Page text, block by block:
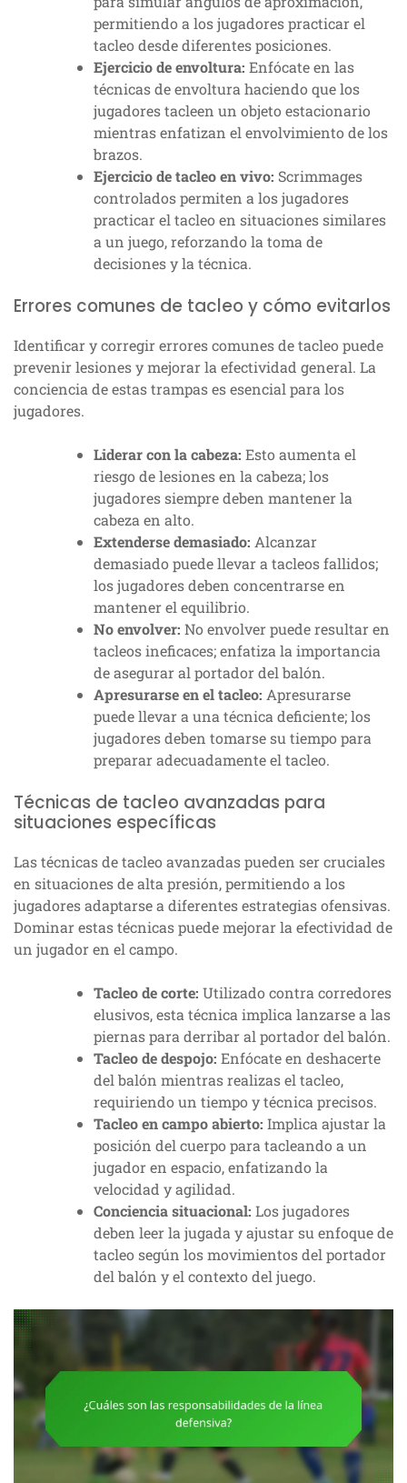
permitiendo a los jugadores practicar el
tacleo desde diferentes posiciones.
Ejercicio de envoltura: Enfócate en las
técnicas de envoltura haciendo que los
jugadores tacleen un objeto estacionario
mientras enfatizan el envolvimiento de los
brazos.
Ejercicio de tacleo en vivo: Scrimmages
controlados permiten a los jugadores
practicar el tacleo en situaciones similares
a un juego, reforzando la toma de
decisiones y la técnica.
Errores comunes de tacleo y cómo evitarlos
Identificar y corregir errores comunes de tacleo puede
prevenir lesiones y mejorar la efectividad general. La
conciencia de estas trampas es esencial para los
jugadores.
Liderar con la cabeza: Esto aumenta el
riesgo de lesiones en la cabeza; los
jugadores siempre deben mantener la
cabeza en alto.
Extenderse demasiado: Alcanzar
demasiado puede llevar a tacleos fallidos;
los jugadores deben concentrarse en
mantener el equilibrio.
No envolver: No envolver puede resultar en
tacleos ineficaces; enfatiza la importancia
de asegurar al portador del balón.
Apresurarse en el tacleo: Apresurarse
puede llevar a una técnica deficiente; los
jugadores deben tomarse su tiempo para
preparar adecuadamente el tacleo.
Técnicas de tacleo avanzadas para
situaciones específicas
Las técnicas de tacleo avanzadas pueden ser cruciales
en situaciones de alta presión, permitiendo a los
jugadores adaptarse a diferentes estrategias ofensivas.
Dominar estas técnicas puede mejorar la efectividad de
un jugador en el campo.
Tacleo de corte: Utilizado contra corredores
elusivos, esta técnica implica lanzarse a las
piernas para derribar al portador del balón.
Tacleo de despojo: Enfócate en deshacerte
del balón mientras realizas el tacleo,
requiriendo un tiempo y técnica precisos.
Tacleo en campo abierto: Implica ajustar la
posición del cuerpo para tacleando a un
jugador en espacio, enfatizando la
velocidad y agilidad.
Conciencia situacional: Los jugadores
deben leer la jugada y ajustar su enfoque de
tacleo según los movimientos del portador
del balón y el contexto del juego.